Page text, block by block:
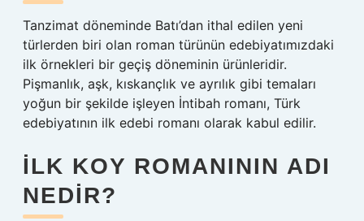
Tanzimat döneminde Batı’dan ithal edilen yeni
türlerden biri olan roman türünün edebiyatımızdaki
ilk örnekleri bir geçiş döneminin ürünleridir.
Pişmanlık, aşk, kıskançlık ve ayrılık gibi temaları
yoğun bir şekilde işleyen İntibah romanı, Türk
edebiyatının ilk edebi romanı olarak kabul edilir.
İLK KOY ROMANININ ADI
NEDIR?